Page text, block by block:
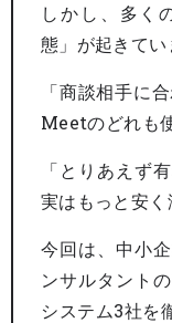
しかし、多く
態」が起きてい
「商談相手に
Meetのどれも
「とりあえず
実はもっと安く
今回は、中小
ンサルタント
システム3社を